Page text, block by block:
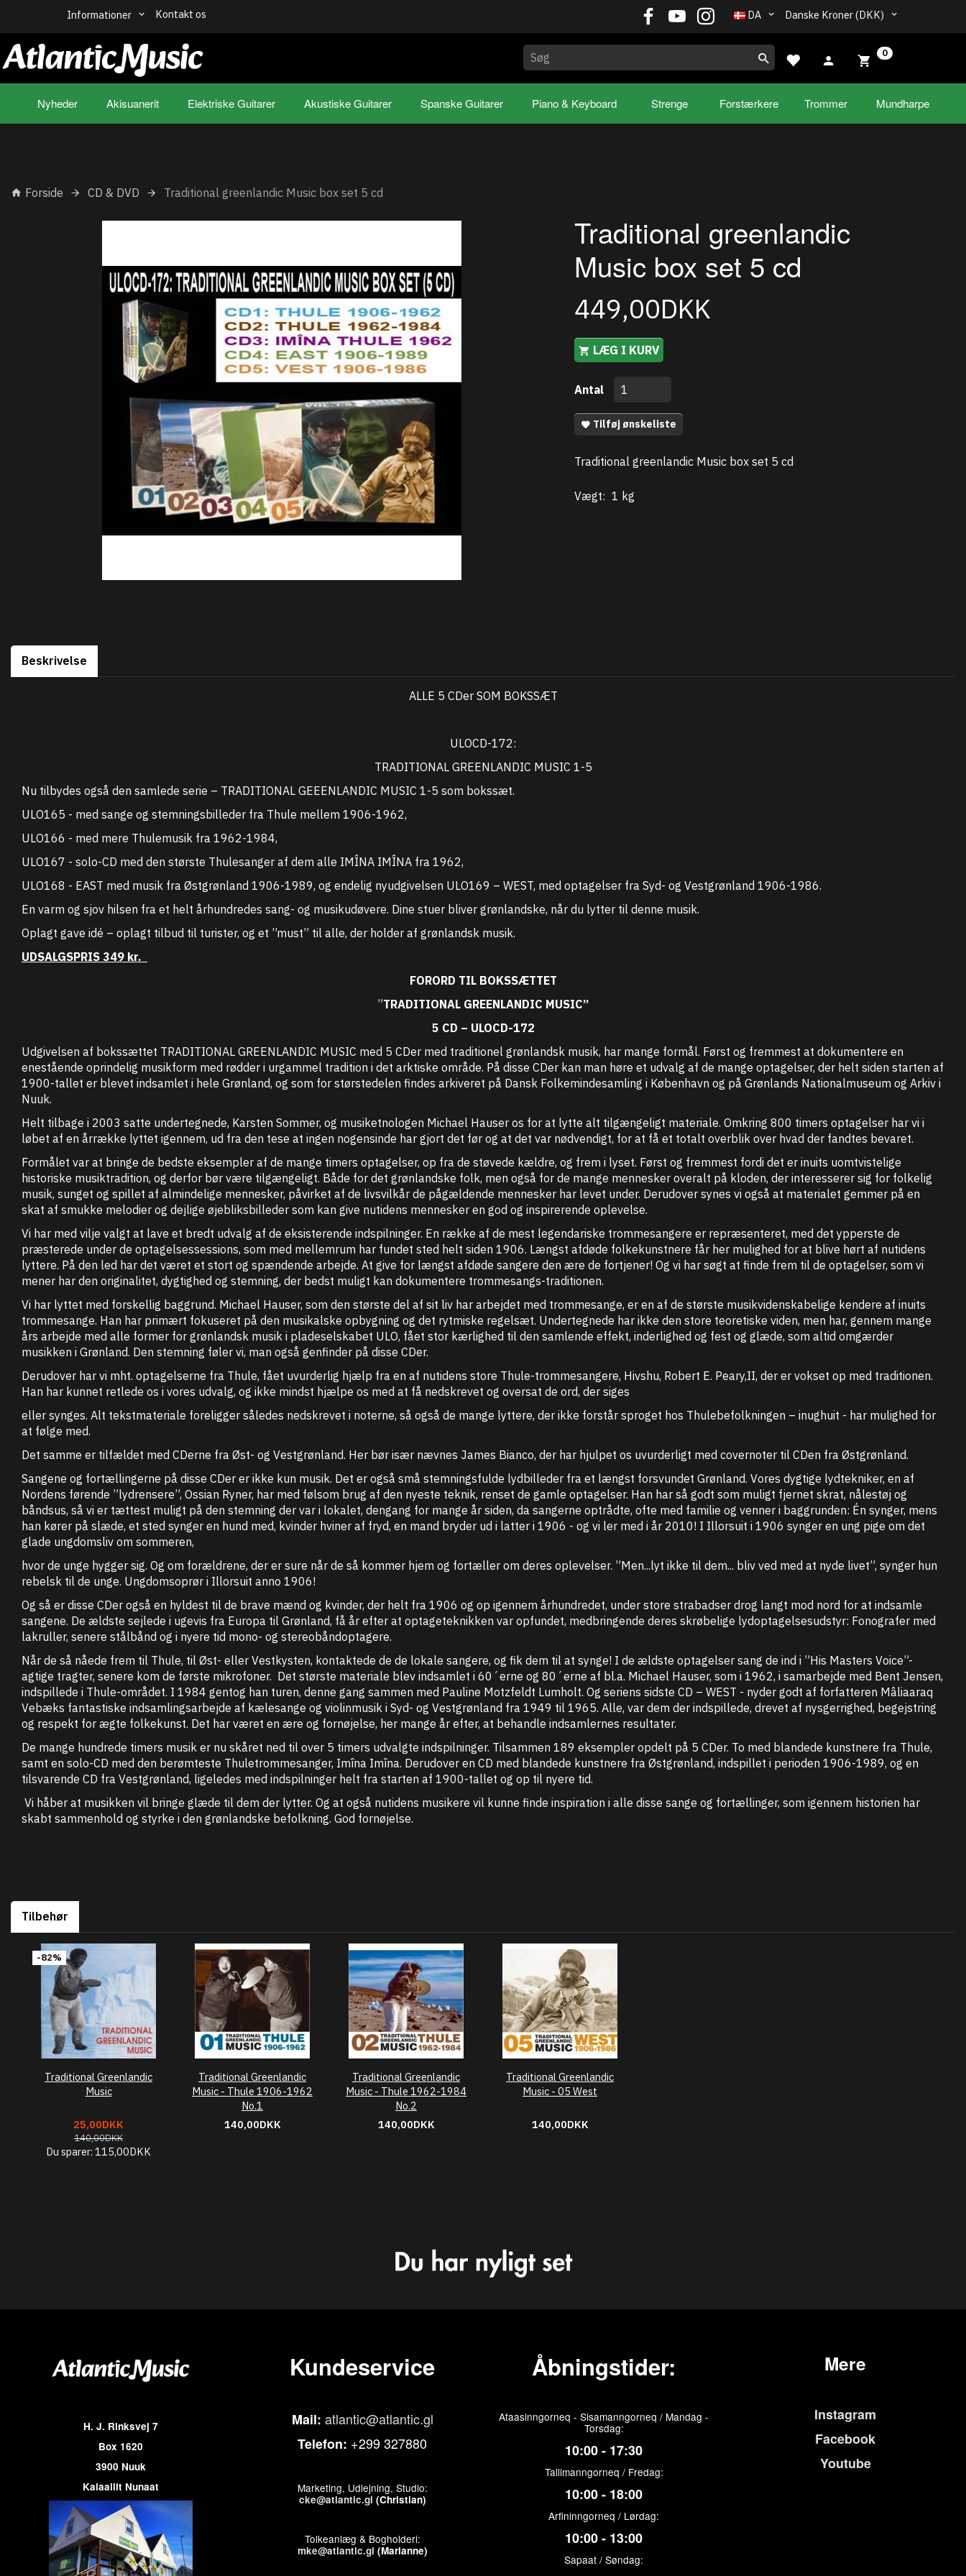
Danske Kroner (DKK)
DA
Informationer Kontakt os
0
Nyheder Akisuanerit Elektriske Guitarer Akustiske Guitarer Spanske Guitarer Piano & Keyboard Strenge Forstærkere Trommer Mundharpe
Forside CD & DVD Traditional greenlandic Music box set 5 cd
Traditional greenlandic
Music box set 5 cd
449,00DKK
LÆG I KURV
Antal
Tilføj ønskeliste
Traditional greenlandic Music box set 5 cd
Vægt: 1 kg
Beskrivelse
ALLE 5 CDer SOM BOKSSÆT
ULOCD-172:
TRADITIONAL GREENLANDIC MUSIC 1-5
Nu tilbydes også den samlede serie – TRADITIONAL GEEENLANDIC MUSIC 1-5 som bokssæt.
ULO165 - med sange og stemningsbilleder fra Thule mellem 1906-1962,
ULO166 - med mere Thulemusik fra 1962-1984,
ULO167 - solo-CD med den største Thulesanger af dem alle IMÎNA IMÎNA fra 1962,
ULO168 - EAST med musik fra Østgrønland 1906-1989, og endelig nyudgivelsen ULO169 – WEST, med optagelser fra Syd- og Vestgrønland 1906-1986.
En varm og sjov hilsen fra et helt århundredes sang- og musikudøvere. Dine stuer bliver grønlandske, når du lytter til denne musik.
Oplagt gave idé – oplagt tilbud til turister, og et ”must” til alle, der holder af grønlandsk musik.
UDSALGSPRIS 349 kr.
FORORD TIL BOKSSÆTTET
”TRADITIONAL GREENLANDIC MUSIC”
5 CD – ULOCD-172
Udgivelsen af bokssættet TRADITIONAL GREENLANDIC MUSIC med 5 CDer med traditionel grønlandsk musik, har mange formål. Først og fremmest at dokumentere en
enestående oprindelig musikform med rødder i urgammel tradition i det arktiske område. På disse CDer kan man høre et udvalg af de mange optagelser, der helt siden starten af
1900-tallet er blevet indsamlet i hele Grønland, og som for størstedelen findes arkiveret på Dansk Folkemindesamling i København og på Grønlands Nationalmuseum og Arkiv i
Nuuk.
Helt tilbage i 2003 satte undertegnede, Karsten Sommer, og musiketnologen Michael Hauser os for at lytte alt tilgængeligt materiale. Omkring 800 timers optagelser har vi i
løbet af en årrække lyttet igennem, ud fra den tese at ingen nogensinde har gjort det før og at det var nødvendigt, for at få et totalt overblik over hvad der fandtes bevaret.
Formålet var at bringe de bedste eksempler af de mange timers optagelser, op fra de støvede kældre, og frem i lyset. Først og fremmest fordi det er inuits uomtvistelige
historiske musiktradition, og derfor bør være tilgængeligt. Både for det grønlandske folk, men også for de mange mennesker overalt på kloden, der interesserer sig for folkelig
musik, sunget og spillet af almindelige mennesker, påvirket af de livsvilkår de pågældende mennesker har levet under. Derudover synes vi også at materialet gemmer på en
skat af smukke melodier og dejlige øjebliksbilleder som kan give nutidens mennesker en god og inspirerende oplevelse.
Vi har med vilje valgt at lave et bredt udvalg af de eksisterende indspilninger. En række af de mest legendariske trommesangere er repræsenteret, med det ypperste de
præsterede under de optagelsessessions, som med mellemrum har fundet sted helt siden 1906. Længst afdøde folkekunstnere får her mulighed for at blive hørt af nutidens
lyttere. På den led har det været et stort og spændende arbejde. At give for længst afdøde sangere den ære de fortjener! Og vi har søgt at finde frem til de optagelser, som vi
mener har den originalitet, dygtighed og stemning, der bedst muligt kan dokumentere trommesangs-traditionen.
Vi har lyttet med forskellig baggrund. Michael Hauser, som den største del af sit liv har arbejdet med trommesange, er en af de største musikvidenskabelige kendere af inuits
trommesange. Han har primært fokuseret på den musikalske opbygning og det rytmiske regelsæt. Undertegnede har ikke den store teoretiske viden, men har, gennem mange
års arbejde med alle former for grønlandsk musik i pladeselskabet ULO, fået stor kærlighed til den samlende effekt, inderlighed og fest og glæde, som altid omgærder
musikken i Grønland. Den stemning føler vi, man også genfinder på disse CDer.
Derudover har vi mht. optagelserne fra Thule, fået uvurderlig hjælp fra en af nutidens store Thule-trommesangere, Hivshu, Robert E. Peary,II, der er vokset op med traditionen.
Han har kunnet retlede os i vores udvalg, og ikke mindst hjælpe os med at få nedskrevet og oversat de ord, der siges
eller synges. Alt tekstmateriale foreligger således nedskrevet i noterne, så også de mange lyttere, der ikke forstår sproget hos Thulebefolkningen – inughuit - har mulighed for
at følge med.
Det samme er tilfældet med CDerne fra Øst- og Vestgrønland. Her bør især nævnes James Bianco, der har hjulpet os uvurderligt med covernoter til CDen fra Østgrønland.
Sangene og fortællingerne på disse CDer er ikke kun musik. Det er også små stemningsfulde lydbilleder fra et længst forsvundet Grønland. Vores dygtige lydtekniker, en af
Nordens førende ”lydrensere”, Ossian Ryner, har med følsom brug af den nyeste teknik, renset de gamle optagelser. Han har så godt som muligt fjernet skrat, nålestøj og
båndsus, så vi er tættest muligt på den stemning der var i lokalet, dengang for mange år siden, da sangerne optrådte, ofte med familie og venner i baggrunden: Én synger, mens
han kører på slæde, et sted synger en hund med, kvinder hviner af fryd, en mand bryder ud i latter i 1906 - og vi ler med i år 2010! I Illorsuit i 1906 synger en ung pige om det
glade ungdomsliv om sommeren,
hvor de unge hygger sig. Og om forældrene, der er sure når de så kommer hjem og fortæller om deres oplevelser. ”Men...lyt ikke til dem... bliv ved med at nyde livet”, synger hun
rebelsk til de unge. Ungdomsoprør i Illorsuit anno 1906!
Og så er disse CDer også en hyldest til de brave mænd og kvinder, der helt fra 1906 og op igennem århundredet, under store strabadser drog langt mod nord for at indsamle
sangene. De ældste sejlede i ugevis fra Europa til Grønland, få år efter at optageteknikken var opfundet, medbringende deres skrøbelige lydoptagelsesudstyr: Fonografer med
lakruller, senere stålbånd og i nyere tid mono- og stereobåndoptagere.
Når de så nåede frem til Thule, til Øst- eller Vestkysten, kontaktede de de lokale sangere, og fik dem til at synge! I de ældste optagelser sang de ind i ”His Masters Voice”-
agtige tragter, senere kom de første mikrofoner. Det største materiale blev indsamlet i 60´erne og 80´erne af bl.a. Michael Hauser, som i 1962, i samarbejde med Bent Jensen,
indspillede i Thule-området. I 1984 gentog han turen, denne gang sammen med Pauline Motzfeldt Lumholt. Og seriens sidste CD – WEST - nyder godt af forfatteren Mâliaaraq
Vebæks fantastiske indsamlingsarbejde af kælesange og violinmusik i Syd- og Vestgrønland fra 1949 til 1965. Alle, var dem der indspillede, drevet af nysgerrighed, begejstring
og respekt for ægte folkekunst. Det har været en ære og fornøjelse, her mange år efter, at behandle indsamlernes resultater.
De mange hundrede timers musik er nu skåret ned til over 5 timers udvalgte indspilninger. Tilsammen 189 eksempler opdelt på 5 CDer. To med blandede kunstnere fra Thule,
samt en solo-CD med den berømteste Thuletrommesanger, Imîna Imîna. Derudover en CD med blandede kunstnere fra Østgrønland, indspillet i perioden 1906-1989, og en
tilsvarende CD fra Vestgrønland, ligeledes med indspilninger helt fra starten af 1900-tallet og op til nyere tid.
Vi håber at musikken vil bringe glæde til dem der lytter. Og at også nutidens musikere vil kunne finde inspiration i alle disse sange og fortællinger, som igennem historien har
skabt sammenhold og styrke i den grønlandske befolkning. God fornøjelse.
Tilbehør
-82%
Traditional Greenlandic
Music
25,00DKK
140,00DKK
Du sparer: 115,00DKK
Traditional Greenlandic
Music - Thule 1906-1962
No.1
140,00DKK
Traditional Greenlandic
Music - Thule 1962-1984
No.2
140,00DKK
Traditional Greenlandic
Music - 05 West
140,00DKK
H. J. Rinksvej 7
Box 1620
3900 Nuuk
Kalaallit Nunaat
Kundeservice
Mail: atlantic@atlantic.gl
Telefon: +299 327880
Marketing, Udlejning, Studio:
cke@atlantic.gl (Christian)
Tolkeanlæg & Bogholderi:
mke@atlantic.gl (Marianne)
Åbningstider:
Ataasinngorneq - Sisamanngorneq / Mandag -
Torsdag:
10:00 - 17:30
Tallimanngorneq / Fredag:
10:00 - 18:00
Arfininngorneq / Lørdag:
10:00 - 13:00
Sapaat / Søndag:
Mere
Instagram
Facebook
Youtube